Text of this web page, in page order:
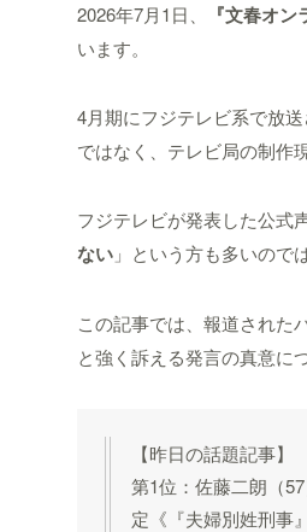
2026年7月1日、 『文春オン
います。
4月期にフジテレビ系で放送
ではなく、テレビ局の制作
フジテレビが発表した公式
ない 」という方も多いので
この記事では、報道された
と強く訴える発言の真意に
【昨日の話題記事】
第1位：佐藤二朗（
定《『夫婦別姓刑事